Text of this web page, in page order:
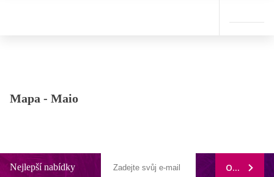
Mapa - Maio
Nejlepší nabídky ODEBÍRAT